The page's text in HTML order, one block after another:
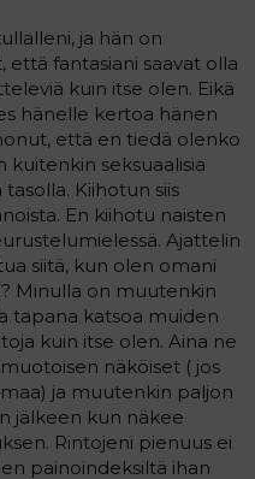
ja hän on
fantasiani saavat olla
kuin itse olen. Eikä
hänelle kertoa hänen
että en tiedä olenko
seksuaalisia
Kiihotun siis
En kiihotu naisten
Ajattelin
siitä, kun olen omani
Minulla on muutenkin
tapana katsoa muiden
kuin itse olen. Aina ne
näköiset ( jos
ja muutenkin paljon
jälkeen kun näkee
Rintojeni pienuus ei
painoindeksiltä ihan